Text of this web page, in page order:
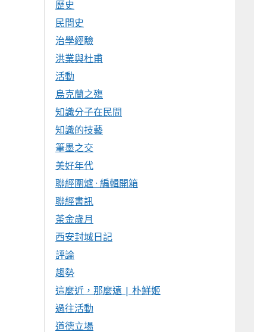
歷史
民間史
治學經驗
洪業與杜甫
活動
烏克蘭之殤
知識分子在民間
知識的技藝
筆墨之交
美好年代
聯經圍爐 · 編輯開箱
聯經書訊
茶金歲月
西安封城日記
評論
趨勢
這麼近，那麼遠 | 朴鮮姬
過往活動
道德立場